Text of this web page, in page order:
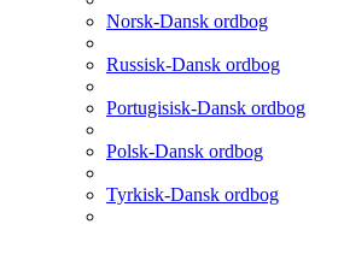
Norsk-Dansk ordbog
Russisk-Dansk ordbog
Portugisisk-Dansk ordbog
Polsk-Dansk ordbog
Tyrkisk-Dansk ordbog